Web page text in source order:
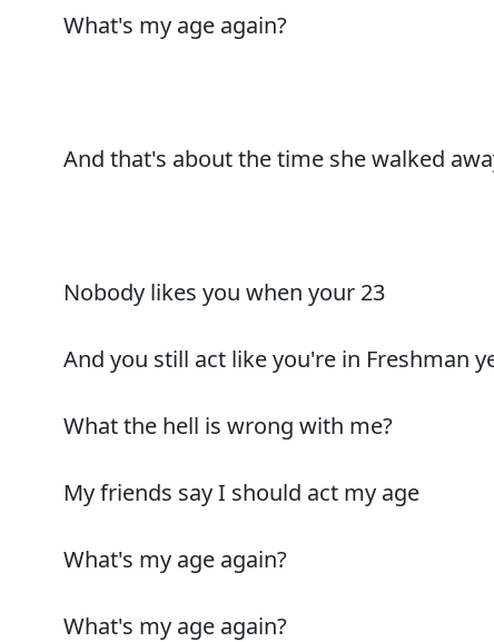
What's my age again?
And that's about the time she walked
Nobody likes you when your 23
And you still act like you're in Freshman
What the hell is wrong with me?
My friends say I should act my age
What's my age again?
What's my age again?